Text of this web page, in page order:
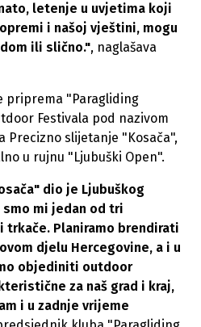
letenje u uvjetima koji
i našoj vještini, mogu
ili slično.", naglašava
priprema "Paragliding
Festivala pod nazivom
Precizno slijetanje "Kosača",
u rujnu "Ljubuški Open".
dio je Ljubuškog
mi jedan od tri
Planiramo brendirati
djelu Hercegovine, a i u
objediniti outdoor
za naš grad i kraj,
i u zadnje vrijeme